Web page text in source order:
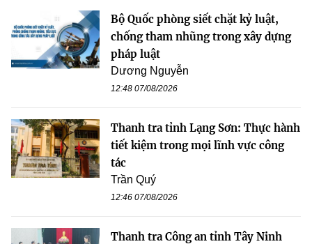
Bộ Quốc phòng siết chặt kỷ luật,
chống tham nhũng trong xây dựng
pháp luật
Dương Nguyễn
12:48 07/08/2026
Thanh tra tỉnh Lạng Sơn: Thực hành
tiết kiệm trong mọi lĩnh vực công
tác
Trần Quý
12:46 07/08/2026
Thanh tra Công an tỉnh Tây Ninh